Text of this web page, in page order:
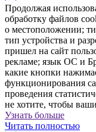
Продолжая
обработку файлов
о местоположении;
тип устройства и
пришел на сайт
рекламе; язык ОС и
какие кнопки
функционирования
проведения
не хотите, чтобы
Узнать больше
Читать полностью